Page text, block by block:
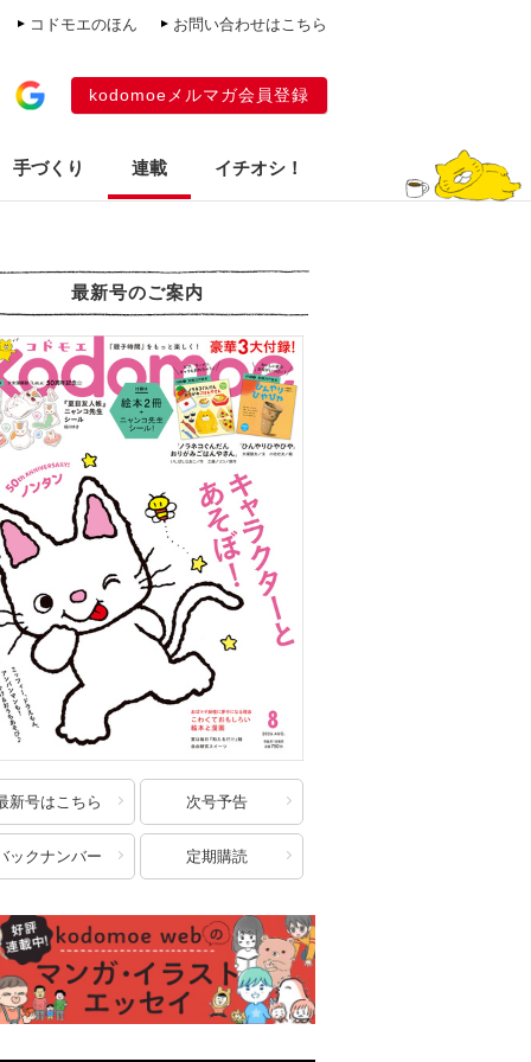
コドモエのほん お問い合わせはこちら
kodomoeメルマガ会員登録
手づくり 連載 イチオシ！
最新号のご案内
新号はこちら 次号予告
ックナンバー 定期購読